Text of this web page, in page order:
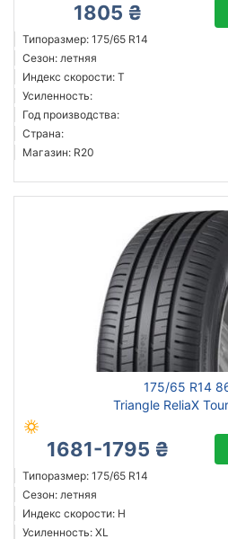
1805 ₴
Типоразмер: 175/65 R14
Сезон: летняя
Индекс скорости: T
Усиленность:
Год производства:
Страна:
Магазин: R20
175/65 R14
Triangle ReliaX
1681-1795 ₴
Типоразмер: 175/65 R14
Сезон: летняя
Индекс скорости: H
Усиленность: XL